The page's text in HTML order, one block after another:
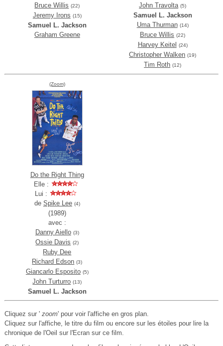
Bruce Willis (22)
Jeremy Irons (15)
Samuel L. Jackson
Graham Greene
John Travolta (5)
Samuel L. Jackson
Uma Thurman (14)
Bruce Willis (22)
Harvey Keitel (24)
Christopher Walken (19)
Tim Roth (12)
(Zoom)
Do the Right Thing
Elle :
Lui :
de Spike Lee (4)
(1989)
avec :
Danny Aiello (3)
Ossie Davis (2)
Ruby Dee
Richard Edson (3)
Giancarlo Esposito (5)
John Turturro (13)
Samuel L. Jackson
Cliquez sur ' zoom' pour voir l'affiche en gros plan.
Cliquez sur l'affiche, le titre du film ou encore sur les étoiles pour lire la
chronique de l'Oeil sur l'Ecran sur ce film.